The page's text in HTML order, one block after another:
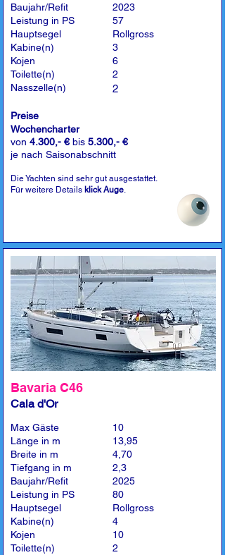
Baujahr/Refit
Leistung in PS
Hauptsegel
Kabine(n)
Kojen
Toilette(n)
Nasszelle(n)
2023
57
Rollgross
3
6
2
2
Preise
Wochencharter
von 4.300,- €bis 5.300,- €
je nach Saisonabschnitt
Die Yachten sind sehr gut ausgestattet.
Für weitere Details klick Auge.
Bavaria C46
Cala d'Or
Max Gäste
Länge in m
Breite in m
Tiefgang in m
Baujahr/Refit
Leistung in PS
Hauptsegel
Kabine(n)
Kojen
Toilette(n)
10
13,95
4,70
2,3
2025
80
Rollgross
4
10
2